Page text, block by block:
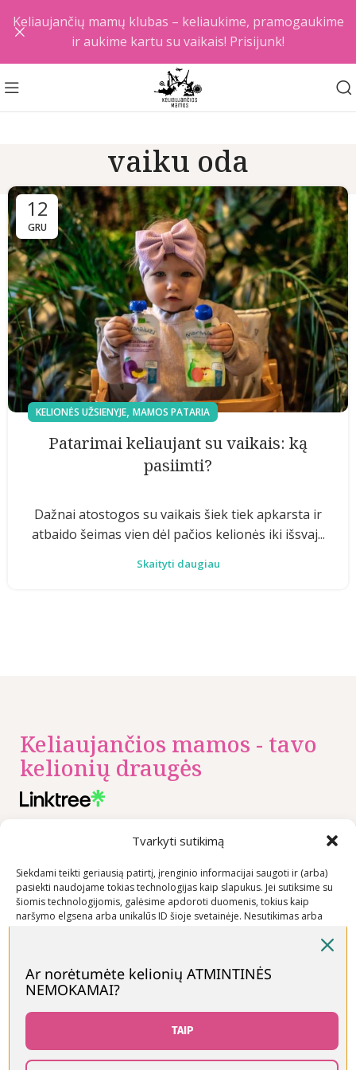
Tvarkyti sutikimą
Siekdami teikti geriausią patirtį, įrenginio informacijai saugoti ir (arba)
pasiekti naudojame tokias technologijas kaip slapukus. Jei sutiksime su
šiomis technologijomis, galėsime apdoroti duomenis, tokius kaip
naršymo elgsena arba unikalūs ID šioje svetainėje. Nesutikimas arba
Neigti
Peržiūrėti nuostatas
vaiku oda
12
GRU
KELIONĖS UŽSIENYJE, MAMOS PATARIA
Patarimai keliaujant su vaikais: ką
pasiimti?
Dažnai atostogos su vaikais šiek tiek apkarsta ir
atbaido šeimas vien dėl pačios kelionės iki išsvaj...
Skaityti daugiau
Keliaujančios mamos - tavo
kelionių draugės
politika
Prekių
pirkimo –
Prekių
Rekomenduojame
03600
Keliaujančių mamų klubas – keliaukime, pramogaukime
ir aukime kartu su vaikais! Prisijunk!
Ar norėtumėte kelionių ATMINTINĖS
NEMOKAMAI?
TAIP